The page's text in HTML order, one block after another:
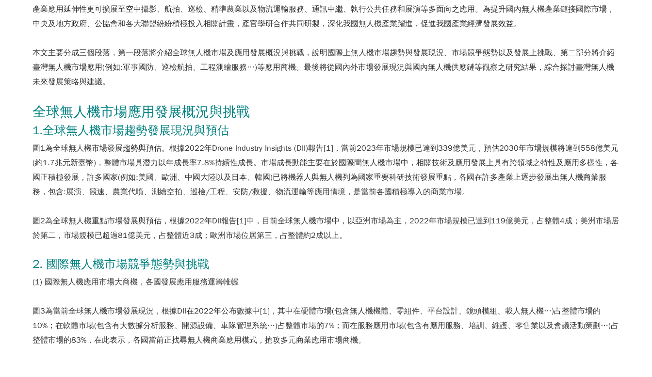
產業應用延伸性更可擴展至空中攝影、航拍、巡檢、精準農業以及物流運輸服務、通訊中繼、執行公共任務和展演等多面向之應用。為提升國內無人機產業鏈接國際市場，
中央及地方政府、公協會和各大聯盟紛紛積極投入相關計畫，產官學研合作共同研製，深化我國無人機產業躍進，促進我國產業經濟發展效益。
本文主要分成三個段落，第一段落將介紹全球無人機市場及應用發展概況與挑戰，說明國際上無人機市場趨勢與發展現況、市場競爭態勢以及發展上挑戰、第二部分將介紹
臺灣無人機市場應用(例如:軍事國防、巡檢航拍、工程測繪服務…)等應用商機。最後將從國內外市場發展現況與國內無人機供應鏈等觀察之研究結果，綜合探討臺灣無人機
未來發展策略與建議。
全球無人機市場應用發展概況與挑戰
1.全球無人機市場趨勢發展現況與預估
圖1為全球無人機市場發展趨勢與預估。根據2022年Drone Industry Insights (DII)報告[1]，當前2023年市場規模已達到339億美元，預估2030年市場規模將達到558億美元
(約1.7兆元新臺幣)，整體市場具潛力以年成長率7.8%持續性成長。市場成長動能主要在於國際間無人機市場中，相關技術及應用發展上具有跨領域之特性及應用多樣性，各
國正積極發展，許多國家(例如:美國、歐洲、中國大陸以及日本、韓國)已將機器人與無人機列為國家重要科研技術發展重點，各國在許多產業上逐步發展出無人機商業服
務，包含:展演、競速、農業代噴、測繪空拍、巡檢/工程、安防/救援、物流運輸等應用情境，是當前各國積極導入的商業市場。
圖2為全球無人機重點市場發展與預估，根據2022年DII報告[1]中，目前全球無人機市場中，以亞洲市場為主，2022年市場規模已達到119億美元，占整體4成；美洲市場居
於第二，市場規模已超過81億美元，占整體近3成；歐洲市場位居第三，占整體約2成以上。
2. 國際無人機市場競爭態勢與挑戰
(1) 國際無人機應用市場大商機，各國發展應用服務運籌帷幄
圖3為當前全球無人機市場發展現況，根據DII在2022年公布數據中[1]，其中在硬體市場(包含無人機機體、零組件、平台設計、鏡頭模組、載人無人機…)占整體市場的
10%；在軟體市場(包含有大數據分析服務、開源設備、車隊管理系統…)占整體市場的7%；而在服務應用市場(包含有應用服務、培訓、維護、零售業以及會議活動策劃…)占
整體市場的83%，在此表示，各國當前正找尋無人機商業應用模式，搶攻多元商業應用市場商機。